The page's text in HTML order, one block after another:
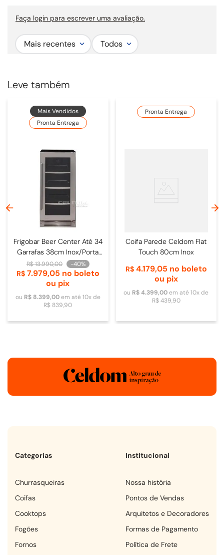
Faça login para escrever uma avaliação.
Mais recentes Todos
Leve também
Mais Vendidos
Pronta Entrega
Frigobar Beer Center Até 34
Garrafas 38cm Inox/Porta
de Vidro - 4093840009
R$13.990,00 -40%
R$ 7.979,05 no boleto
ou pix
ou R$ 8.399,00em até10x de
R$ 839,90
Pronta Entrega
Coifa Parede Celdom Flat
Touch 80cm Inox
R$ 4.179,05 no boleto
ou pix
ou R$ 4.399,00em até10x de
R$ 439,90
Categorias
churrasqueiras
coifas
cooktops
fogões
fornos
Institucional
Nossa história
Pontos de Vendas
Arquitetos e Decoradores
Formas de Pagamento
Política de Frete